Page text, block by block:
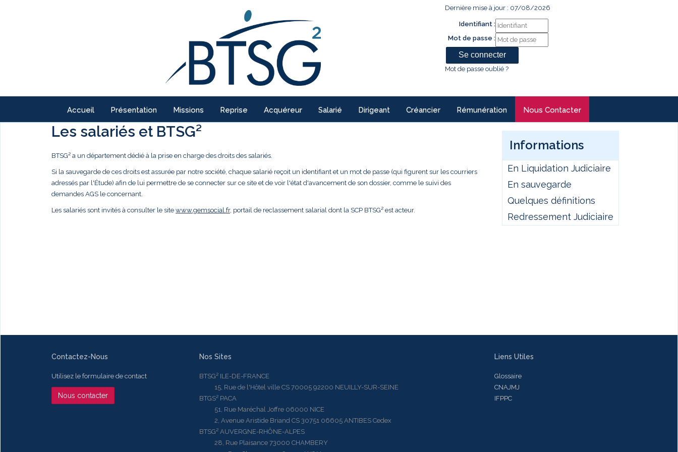
Dernière mise à jour : 07/08/2026
Identifiant :
Mot de passe :
Mot de passe oublié ?
Accueil Présentation Missions Reprise Acquéreur Salarié Dirigeant Créancier Rémunération Nous Contacter
Les salariés et BTSG²
BTSG² a un département dédié à la prise en charge des droits des salariés.
Si la sauvegarde de ces droits est assurée par notre société, chaque salarié reçoit un identifiant et un mot de passe (qui figurent sur les courriers
adressés par l'Étude) afin de lui permettre de se connecter sur ce site et de voir l'état d'avancement de son dossier, comme le suivi des
demandes AGS le concernant.
Les salariés sont invités à consulter le site www.gemsocial.fr, portail de reclassement salarial dont la SCP BTSG² est acteur.
Informations
En Liquidation Judiciaire
En sauvegarde
Quelques définitions
Redressement Judiciaire
Contactez-Nous
Utilisez le formulaire de contact
Nous contacter
Nos Sites
BTSG² ILE-DE-FRANCE
15, Rue de l'Hôtel ville CS 70005 92200 NEUILLY-SUR-SEINE
BTGS² PACA
51, Rue Maréchal Joffre 06000 NICE
2, Avenue Aristide Briand CS 30751 06605 ANTIBES Cedex
BTSG² AUVERGNE-RHÔNE-ALPES
28, Rue Plaisance 73000 CHAMBERY
Liens Utiles
Glossaire
CNAJMJ
IFPPC